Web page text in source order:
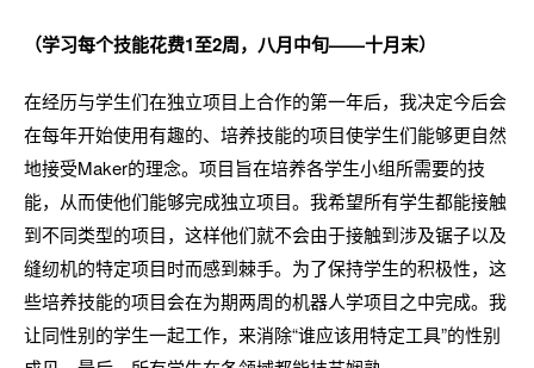
（学习每个技能花费1至2周，八月中旬——十月末）
在经历与学生们在独立项目上合作的第一年后，我决定今后会
在每年开始使用有趣的、培养技能的项目使学生们能够更自然
地接受Maker的理念。项目旨在培养各学生小组所需要的技
能，从而使他们能够完成独立项目。我希望所有学生都能接触
到不同类型的项目，这样他们就不会由于接触到涉及锯子以及
缝纫机的特定项目时而感到棘手。为了保持学生的积极性，这
些培养技能的项目会在为期两周的机器人学项目之中完成。我
让同性别的学生一起工作，来消除“谁应该用特定工具”的性别